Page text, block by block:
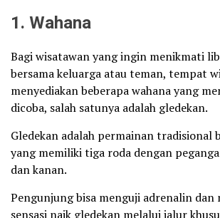
1. Wahana
Bagi wisatawan yang ingin menikmati
bersama keluarga atau teman, tempat
menyediakan beberapa wahana yang
dicoba, salah satunya adalah gledekan.
Gledekan adalah permainan tradisional
yang memiliki tiga roda dengan
dan kanan.
Pengunjung bisa menguji adrenalin dan
sensasi naik gledekan melalui jalur